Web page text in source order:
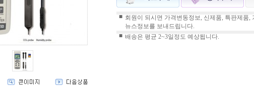
■ 회원이 되시면 가격변동정보, 신제품, 특판제품,
뉴스정보를 보내드립니다.
■ 배송은 평균 2~3일정도 예상됩니다.